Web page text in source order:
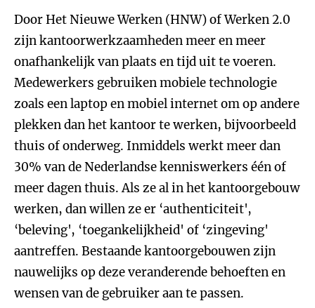
Door Het Nieuwe Werken (HNW) of Werken 2.0
zijn kantoorwerkzaamheden meer en meer
onafhankelijk van plaats en tijd uit te voeren.
Medewerkers gebruiken mobiele technologie
zoals een laptop en mobiel internet om op andere
plekken dan het kantoor te werken, bijvoorbeeld
thuis of onderweg. Inmiddels werkt meer dan
30% van de Nederlandse kenniswerkers één of
meer dagen thuis. Als ze al in het kantoorgebouw
werken, dan willen ze er ‘authenticiteit',
‘beleving', ‘toegankelijkheid' of ‘zingeving'
aantreffen. Bestaande kantoorgebouwen zijn
nauwelijks op deze veranderende behoeften en
wensen van de gebruiker aan te passen.